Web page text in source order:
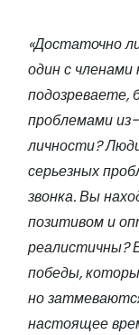
«Достаточно
один с
проблемами
личности?
серьезных
звонка. Вы
позитивом и
реалистичны?
победы,
но
настоящее